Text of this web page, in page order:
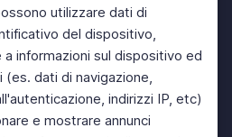
utilizzare dati di
del dispositivo,
informazioni sul dispositivo ed
dati di navigazione,
indirizzi IP, etc)
e mostrare annunci